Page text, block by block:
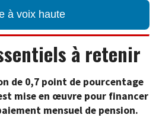
à voix haute
à retenir
de 0,7 point de pourcentage
mise en œuvre pour financer
mensuel de pension.